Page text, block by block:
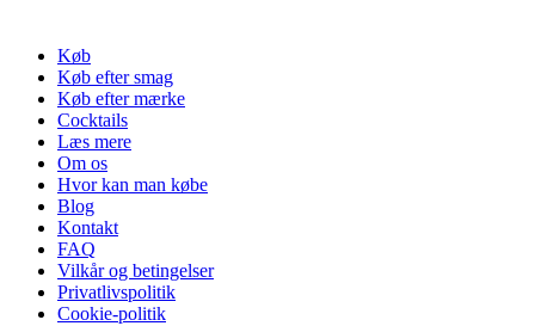
Køb
Køb efter smag
Køb efter mærke
Cocktails
Læs mere
Om os
Hvor kan man købe
Blog
Kontakt
FAQ
Vilkår og betingelser
Privatlivspolitik
Cookie-politik